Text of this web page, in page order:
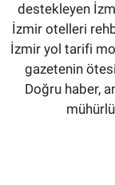
destekleyen
İzmir otelleri
İzmir yol tarifi
gazetenin
Doğru haber,